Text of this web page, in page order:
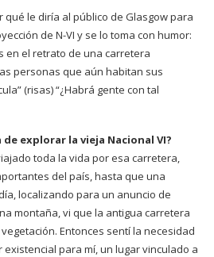
qué le diría al público de Glasgow para
de N-VI y se lo toma con humor:
en el retrato de una carretera
personas que aún habitan sus
(risas) “¿Habrá gente con tal
explorar la vieja Nacional VI?
toda la vida por esa carretera,
del país, hasta que una
localizando para un anuncio de
montaña, vi que la antigua carretera
Entonces sentí la necesidad
para mí, un lugar vinculado a